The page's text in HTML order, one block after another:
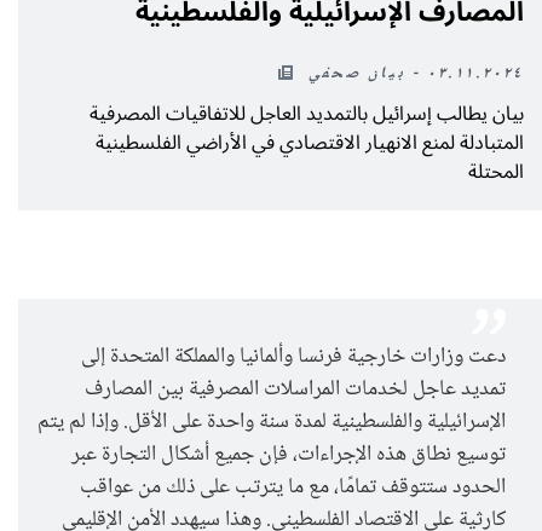
المصارف الإسرائيلية والفلسطينية
٠٣.١١.٢٠٢٤ - بيان صحفي
بيان يطالب إسرائيل بالتمديد العاجل للاتفاقيات المصرفية
المتبادلة لمنع الانهيار الاقتصادي في الأراضي الفلسطينية
المحتلة
دعت وزارات خارجية فرنسا وألمانيا والمملكة المتحدة إلى
تمديد عاجل لخدمات المراسلات المصرفية بين المصارف
الإسرائيلية والفلسطينية لمدة سنة واحدة على الأقل. وإذا لم يتم
توسيع نطاق هذه الإجراءات، فإن جميع أشكال التجارة عبر
الحدود ستتوقف تمامًا، مع ما يترتب على ذلك من عواقب
كارثية على الاقتصاد الفلسطيني. وهذا سيهدد الأمن الإقليمي